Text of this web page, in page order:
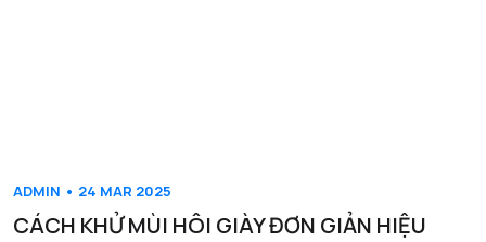
ADMIN • 24 MAR 2025
CÁCH KHỬ MÙI HÔI GIÀY ĐƠN GIẢN HIỆU